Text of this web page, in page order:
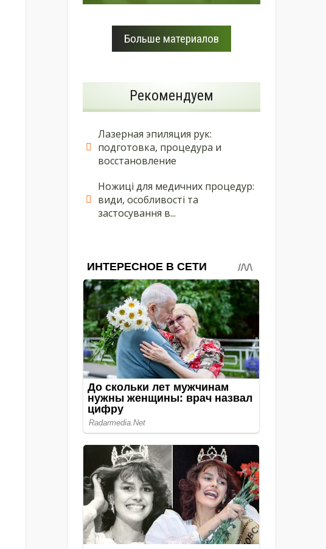
Больше материалов
Рекомендуем
Лазерная эпиляция рук:
подготовка, процедура и
восстановление
Ножиці для медичних процедур:
види, особливості та
застосування в...